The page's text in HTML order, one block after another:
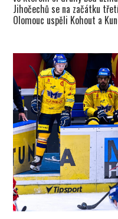
Jihočechů se na začátku
Olomouc uspěli Kohout a